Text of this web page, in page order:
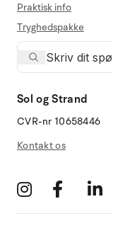
Praktisk info
Tryghedspakke
Sol og Strand
CVR-nr 10658446
Kontakt os